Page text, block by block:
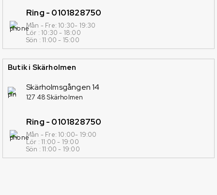
Ring - 0101828750
Mån - Fre: 10:30- 19:30
Lör : 10:30 - 18:00
Sön : 11:00 - 15:00
Butik i Skärholmen
Skärholmsgången 14
127 48 Skärholmen
Ring - 0101828750
Mån - Fre: 10:00- 19:00
Lör : 11:00 - 19:00
Sön : 11:00 - 19:00